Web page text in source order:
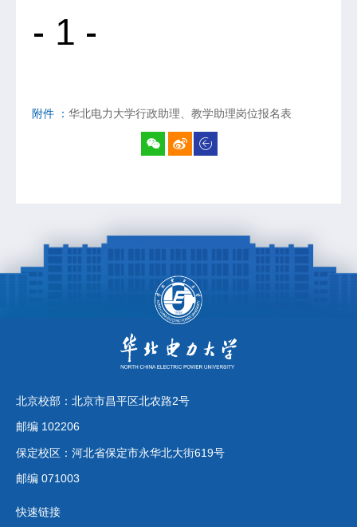
附件 ： 华北电力大学行政助理、教学助理岗位报名表
北京校部：北京市昌平区北农路2号
邮编 102206
保定校区：河北省保定市永华北大街619号
邮编 071003
快速链接